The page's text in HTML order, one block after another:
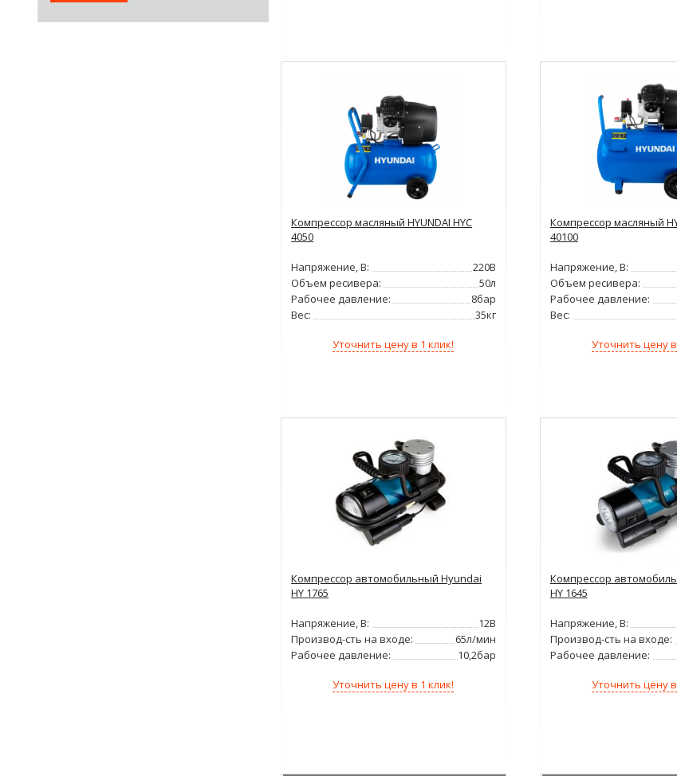
Компрессор масляный HYUNDAI НYC
4050
Напряжение, В:
220В
Объем ресивера:
50л
Рабочее давление:
8бар
Вес:
35кг
Уточнить цену в 1 клик!
Компрессор масляный
40100
Напряжение, В:
Объем ресивера:
Рабочее давление:
Вес:
Уточнить цену в
Компрессор автомобильный Hyundai
HY 1765
Напряжение, В:
12В
Производ-сть на входе:
65л/мин
Рабочее давление:
10,2бар
Уточнить цену в 1 клик!
Компрессор
HY 1645
Напряжение, В:
Производ-сть на входе:
Рабочее давление:
Уточнить цену в